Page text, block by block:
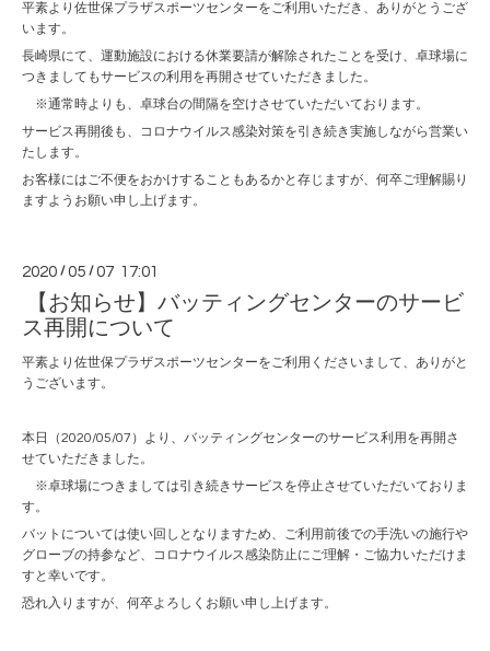
平素より佐世保プラザスポーツセンターをご利用いただき、ありがとうござ
います。
長崎県にて、運動施設における休業要請が解除されたことを受け、卓球場に
つきましてもサービスの利用を再開させていただきました。
※通常時よりも、卓球台の間隔を空けさせていただいております。
サービス再開後も、コロナウイルス感染対策を引き続き実施しながら営業い
たします。
お客様にはご不便をおかけすることもあるかと存じますが、何卒ご理解賜り
ますようお願い申し上げます。
2020 /05 /07 17:01
【お知らせ】バッティングセンターのサービ
ス再開について
平素より佐世保プラザスポーツセンターをご利用くださいまして、ありがと
うございます。
本日（2020/05/07）より、バッティングセンターのサービス利用を再開さ
せていただきました。
※卓球場につきましては引き続きサービスを停止させていただいておりま
す。
バットについては使い回しとなりますため、ご利用前後での手洗いの施行や
グローブの持参など、コロナウイルス感染防止にご理解・ご協力いただけま
すと幸いです。
恐れ入りますが、何卒よろしくお願い申し上げます。